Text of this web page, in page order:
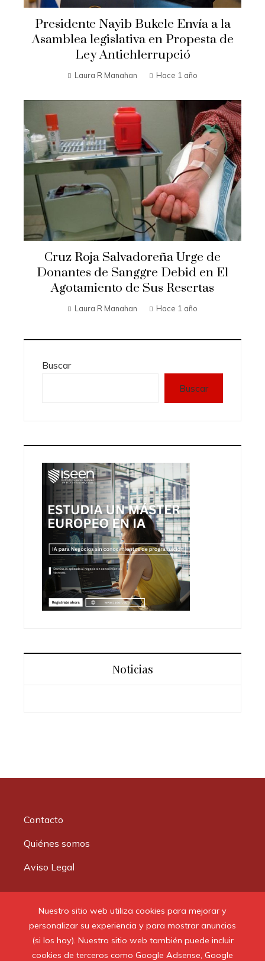
Nuestro sitio web utiliza cookies para mejorar y
personalizar su experiencia y para mostrar anuncios
(si los hay). Nuestro sitio web también puede incluir
cookies de terceros como Google Adsense, Google
Presidente Nayib Bukele Envía a la
Asamblea legislativa en Propesta de
Ley Antichlerrupció
Laura R Manahan Hace 1 año
Cruz Roja Salvadoreña Urge de
Donantes de Sanggre Debid en El
Agotamiento de Sus Resertas
Laura R Manahan Hace 1 año
Buscar
Buscar
Noticias
Contacto
Quiénes somos
Aviso Legal